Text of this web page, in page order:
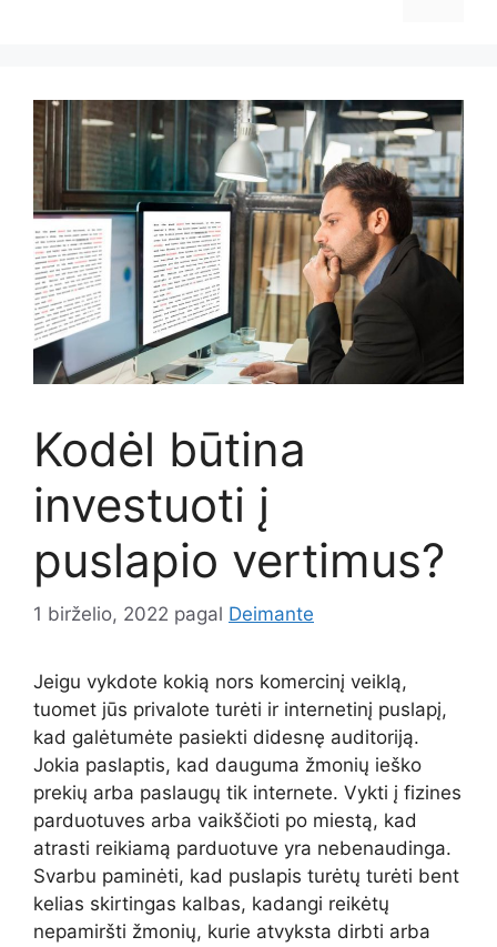
Kodėl būtina
investuoti į
puslapio vertimus?
1 birželio, 2022 pagal Deimante
Jeigu vykdote kokią nors komercinį veiklą,
tuomet jūs privalote turėti ir internetinį puslapį,
kad galėtumėte pasiekti didesnę auditoriją.
Jokia paslaptis, kad dauguma žmonių ieško
prekių arba paslaugų tik internete. Vykti į fizines
parduotuves arba vaikščioti po miestą, kad
atrasti reikiamą parduotuve yra nebenaudinga.
Svarbu paminėti, kad puslapis turėtų turėti bent
kelias skirtingas kalbas, kadangi reikėtų
nepamiršti žmonių, kurie atvyksta dirbti arba